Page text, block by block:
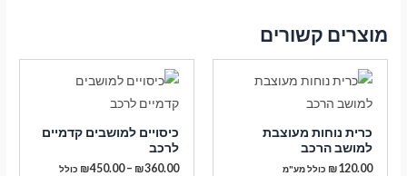
מוצרים קשורים
כרית נוחות מעוצבת
למושב הרכב
₪120.00 כולל מע"מ
כיסויים למושבים קדמיים
לרכב
₪360.00
–
₪450.00
טווח
כולל